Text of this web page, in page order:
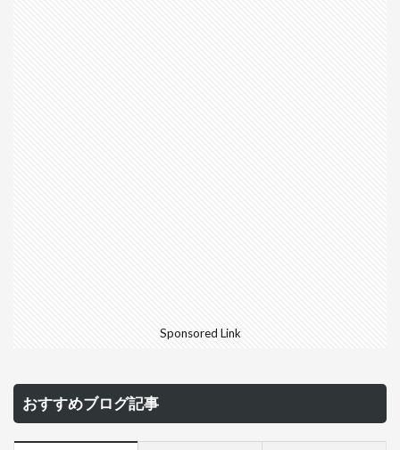
Sponsored Link
おすすめブログ記事